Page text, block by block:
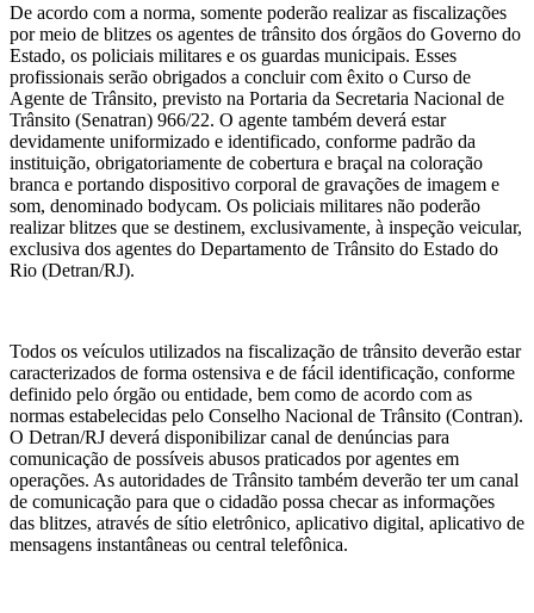
De acordo com a norma, somente poderão realizar as fiscalizações
por meio de blitzes os agentes de trânsito dos órgãos do Governo do
Estado, os policiais militares e os guardas municipais. Esses
profissionais serão obrigados a concluir com êxito o Curso de
Agente de Trânsito, previsto na Portaria da Secretaria Nacional de
Trânsito (Senatran) 966/22. O agente também deverá estar
devidamente uniformizado e identificado, conforme padrão da
instituição, obrigatoriamente de cobertura e braçal na coloração
branca e portando dispositivo corporal de gravações de imagem e
som, denominado bodycam. Os policiais militares não poderão
realizar blitzes que se destinem, exclusivamente, à inspeção veicular,
exclusiva dos agentes do Departamento de Trânsito do Estado do
Rio (Detran/RJ).
Todos os veículos utilizados na fiscalização de trânsito deverão estar
caracterizados de forma ostensiva e de fácil identificação, conforme
definido pelo órgão ou entidade, bem como de acordo com as
normas estabelecidas pelo Conselho Nacional de Trânsito (Contran).
O Detran/RJ deverá disponibilizar canal de denúncias para
comunicação de possíveis abusos praticados por agentes em
operações. As autoridades de Trânsito também deverão ter um canal
de comunicação para que o cidadão possa checar as informações
das blitzes, através de sítio eletrônico, aplicativo digital, aplicativo de
mensagens instantâneas ou central telefônica.